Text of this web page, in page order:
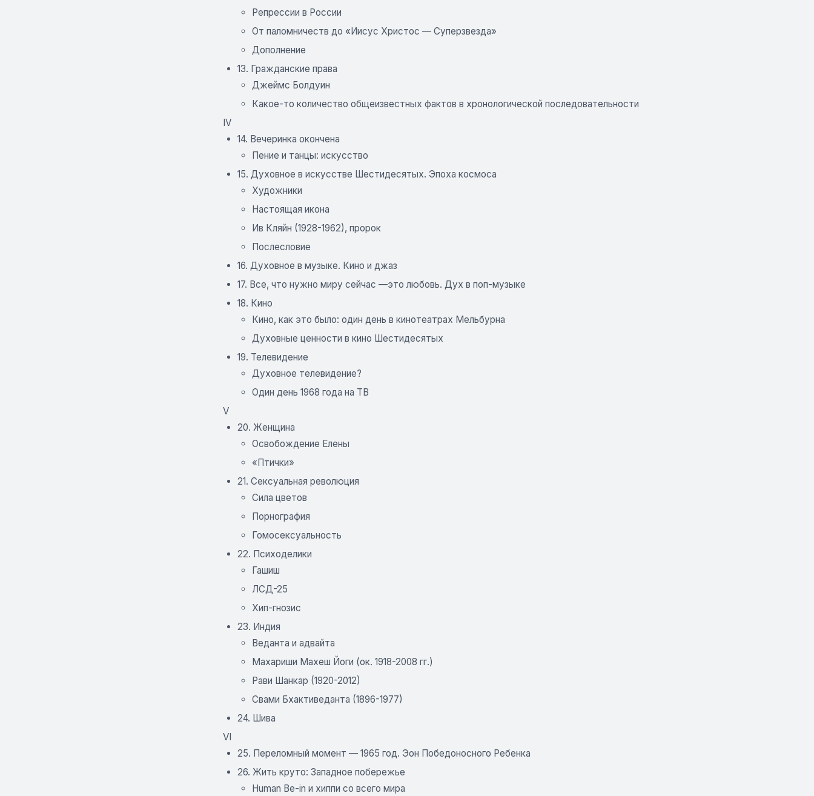
Репрессии в России
От паломничеств до «Иисус Христос — Суперзвезда»
Дополнение
13. Гражданские права
Джеймс Болдуин
Какое-то количество общеизвестных фактов в хронологической последовательности
IV
14. Вечеринка окончена
Пение и танцы: искусство
15. Духовное в искусстве Шестидесятых. Эпоха космоса
Художники
Настоящая икона
Ив Кляйн (1928-1962), пророк
Послесловие
16. Духовное в музыке. Кино и джаз
17. Все, что нужно миру сейчас —это любовь. Дух в поп-музыке
18. Кино
Кино, как это было: один день в кинотеатрах Мельбурна
Духовные ценности в кино Шестидесятых
19. Телевидение
Духовное телевидение?
Один день 1968 года на ТВ
V
20. Женщина
Освобождение Елены
«Птички»
21. Сексуальная революция
Сила цветов
Порнография
Гомосексуальность
22. Психоделики
Гашиш
ЛСД-25
Хип-гнозис
23. Индия
Веданта и адвайта
Махариши Махеш Йоги (ок. 1918-2008 гг.)
Рави Шанкар (1920-2012)
Свами Бхактиведанта (1896-1977)
24. Шива
VI
25. Переломный момент — 1965 год. Эон Победоносного Ребенка
26. Жить круто: Западное побережье
Human Be-in и хиппи со всего мира